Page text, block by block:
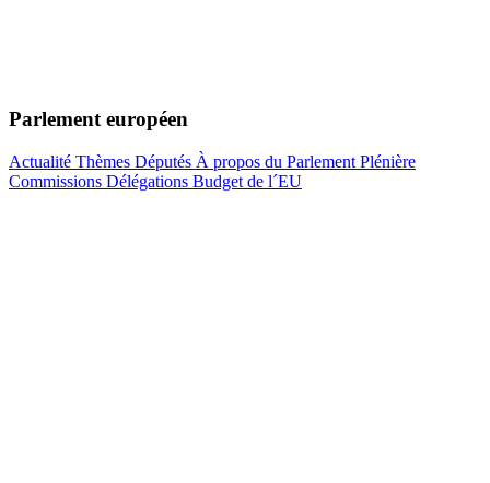
Parlement européen
Actualité Thèmes Députés À propos du Parlement Plénière
Commissions Délégations Budget de l´EU